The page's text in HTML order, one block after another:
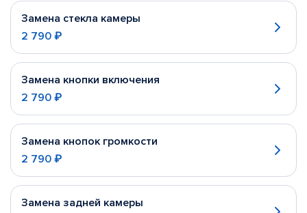
Замена стекла камеры
2 790 ₽
Замена кнопки включения
2 790 ₽
Замена кнопок громкости
2 790 ₽
Замена задней камеры